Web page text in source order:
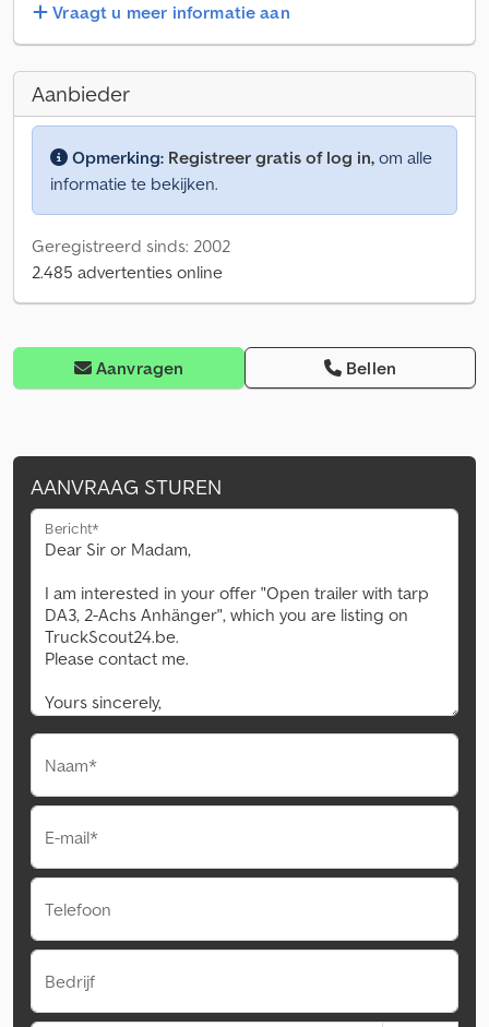
Vraagt u meer informatie aan
Aanbieder
Opmerking: Registreer gratis of log in, om alle
informatie te bekijken.
Geregistreerd sinds: 2002
2.485 advertenties online
Aanvragen Bellen
AANVRAAG STUREN
Bericht*
Naam*
E-mail*
Telefoon
Bedrijf